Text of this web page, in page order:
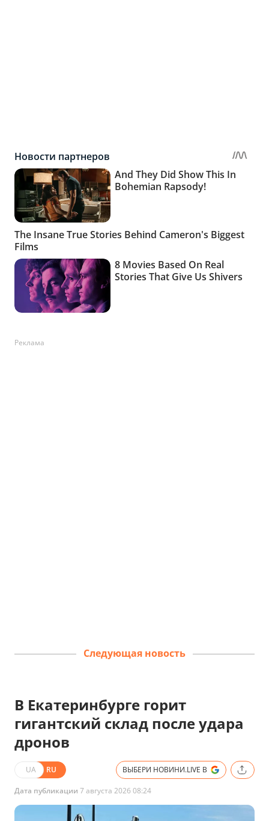
Реклама
Следующая новость
В Екатеринбурге горит
гигантский склад после удара
дронов
UA RU ВЫБЕРИ НОВИНИ.LIVE В
Дата публикации 7 августа 2026 08:24